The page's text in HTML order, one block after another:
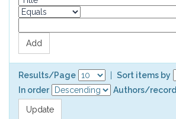
Results/Page
Sort items by
In order
Authors/record